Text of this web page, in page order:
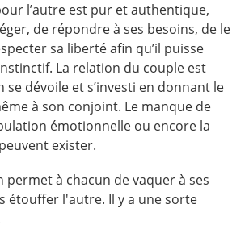
l’autre est pur et authentique,
de répondre à ses besoins, de le
sa liberté afin qu’il puisse
La relation du couple est
se dévoile et s’investi en donnant le
à son conjoint. Le manque de
émotionnelle ou encore la
exister.
permet à chacun de vaquer à ses
étouffer l'autre. Il y a une sorte